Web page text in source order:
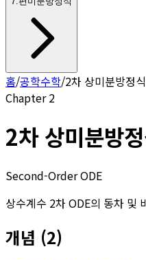
홈/공학수학/2차 상미분방정식
Chapter2
2차 상미분방
Second-Order ODE
상수계수 2차 ODE의 동차 및
개념 (2)